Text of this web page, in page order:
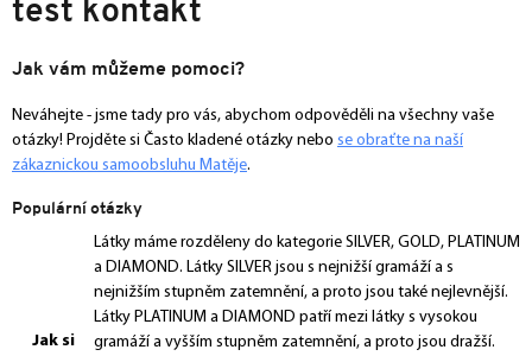
test kontakt
Jak vám můžeme pomoci?
Neváhejte - jsme tady pro vás, abychom odpověděli na všechny vaše
otázky! Projděte si Často kladené otázky nebo se obraťte na naší
zákaznickou samoobsluhu Matěje.
Populární otázky
Jak si
Látky máme rozděleny do kategorie SILVER, GOLD, PLATINUM
a DIAMOND. Látky SILVER jsou s nejnižší gramáží a s
nejnižším stupněm zatemnění, a proto jsou také nejlevnější.
Látky PLATINUM a DIAMOND patří mezi látky s vysokou
gramáží a vyšším stupněm zatemnění, a proto jsou dražší.